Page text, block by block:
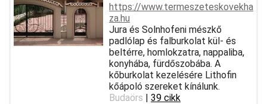
https://www.termeszeteskovekha
za.hu
Jura és Solnhofeni mészkő
padlólap és falburkolat kül- és
beltérre, homlokzatra, nappaliba,
konyhába, fürdőszobába. A
kőburkolat kezelésére Lithofin
kőápoló szereket kínálunk.
Budaörs | 39 cikk